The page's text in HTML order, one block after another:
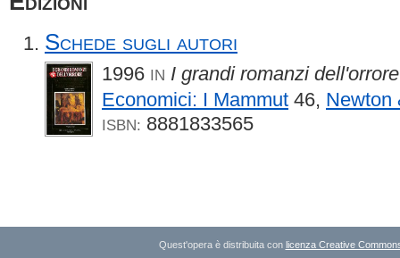
Schede sugli autori
1996 IN I grandi romanzi dell'orrore
Economici: I Mammut 46, Newton
ISBN: 8881833565
Quest'opera è distribuita con licenza Creative